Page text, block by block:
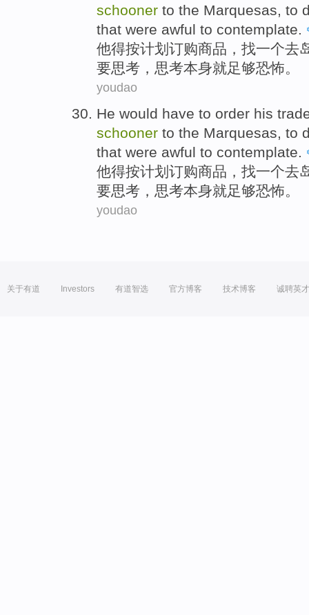
schooner to the Marquesas, to
that were awful to contemplate.
他得按计划订购商品 ， 找一个去
要思考，思考本身就足够恐怖。
youdao
He would have to order his
schooner to the Marquesas, to
that were awful to contemplate.
他得按计划订购商品 ， 找一个去
要思考，思考本身就足够恐怖。
youdao
关于有道 Investors 有道智选 官方博客 技术博客 诚聘英才